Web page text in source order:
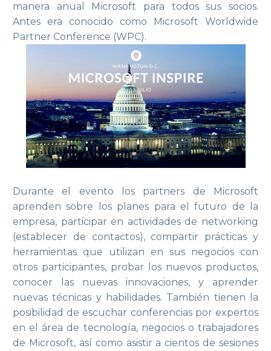
manera anual Microsoft para todos sus socios.
Antes era conocido como Microsoft Worldwide
Partner Conference (WPC).
Durante el evento los partners de Microsoft
aprenden sobre los planes para el futuro de la
empresa, participar en actividades de networking
(establecer de contactos), compartir prácticas y
herramientas que utilizan en sus negocios con
otros participantes, probar los nuevos productos,
conocer las nuevas innovaciones, y aprender
nuevas técnicas y habilidades. También tienen la
posibilidad de escuchar conferencias por expertos
en el área de tecnología, negocios o trabajadores
de Microsoft, así como asistir a cientos de sesiones